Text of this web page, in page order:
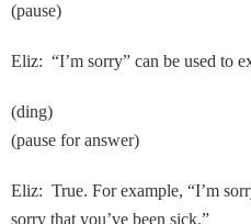
(pause)
Eliz: “I’m sorry” can be used to
(ding)
(pause for answer)
Eliz: True. For example, “I’m
sorry that you’ve been sick.”